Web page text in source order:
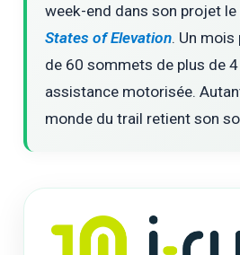
week-end dans son projet
States of Elevation. Un mois
de 60 sommets de plus de
assistance motorisée.
monde du trail retient son